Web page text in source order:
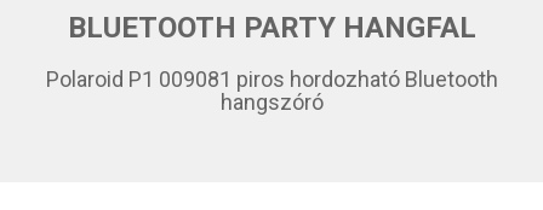
BLUETOOTH PARTY HANGFAL
Polaroid P1 009081 piros hordozható Bluetooth
hangszóró